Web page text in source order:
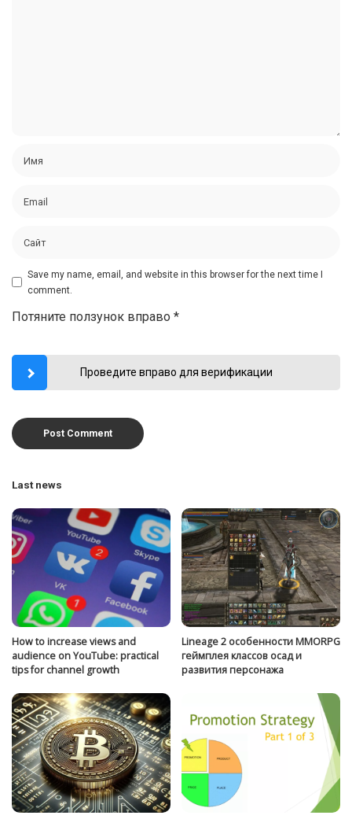
Save my name, email, and website in this browser for the next time I
comment.
Потяните ползунок вправо *
Проведите вправо для верификации
Last news
How to increase views and
audience on YouTube: practical
tips for channel growth
Lineage 2 особенности MMORPG
геймплея классов осад и
развития персонажа